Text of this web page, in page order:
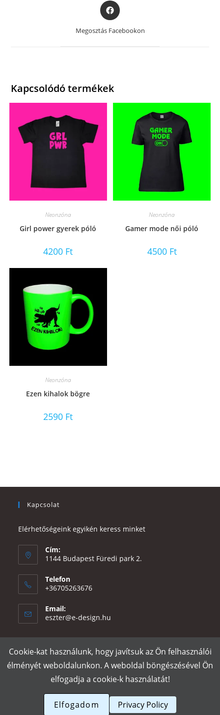
Opens
in
a
Megosztás Facebookon
Kapcsolódó termékek
Neonzóna
Girl power gyerek póló
4200 Ft
Neonzóna
Gamer mode női póló
4500 Ft
Neonzóna
Ezen kihalok bögre
2590 Ft
Kapcsolat
Elérhetőségeink egyikén keress minket
Cím:
1144 Budapest Füredi park 2.
Telefon
+36705263676
Email:
eszter@e-design.hu
Rólunk Szállítás és fizetés Adatvédelmi tájékoztató
ÁSZF
Póló nyomtatás
Cookie-kat használunk, hogy javítsuk az Ön felhasználói
élményét weboldalunkon. A weboldal böngészésével Ön
elfogadja a cookie-k használatát!
Elfogadom Privacy Policy